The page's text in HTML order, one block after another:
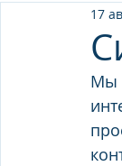
17
Мы